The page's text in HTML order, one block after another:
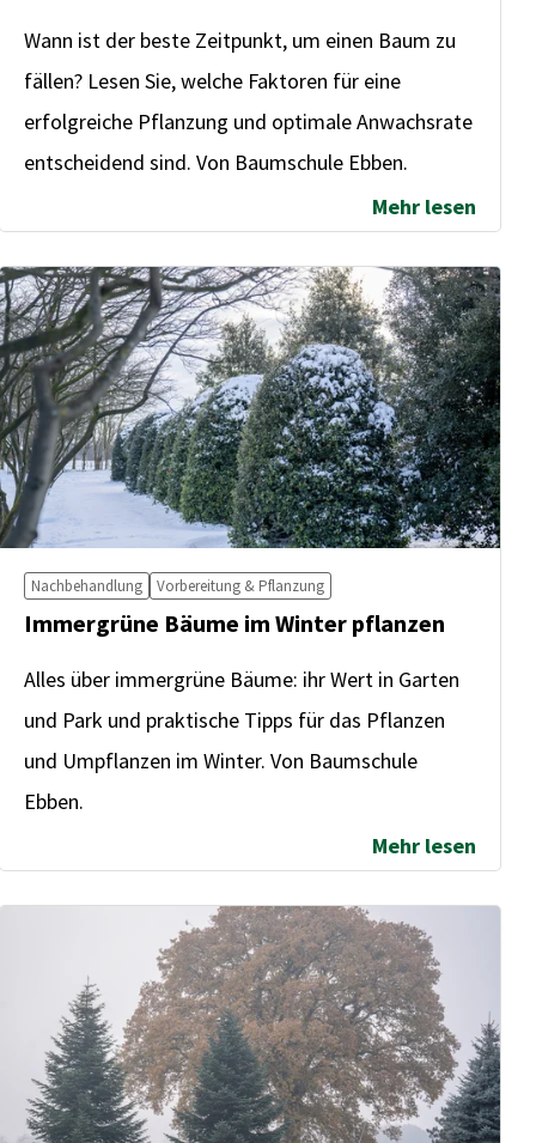
Wann ist der beste Zeitpunkt, um einen Baum zu
fällen? Lesen Sie, welche Faktoren für eine
erfolgreiche Pflanzung und optimale Anwachsrate
entscheidend sind. Von Baumschule Ebben.
Mehr lesen
Nachbehandlung Vorbereitung & Pflanzung
Immergrüne Bäume im Winter pflanzen
Alles über immergrüne Bäume: ihr Wert in Garten
und Park und praktische Tipps für das Pflanzen
und Umpflanzen im Winter. Von Baumschule
Ebben.
Mehr lesen